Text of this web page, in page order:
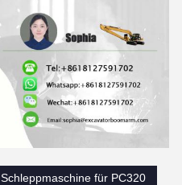
Schleppmaschine für PC320